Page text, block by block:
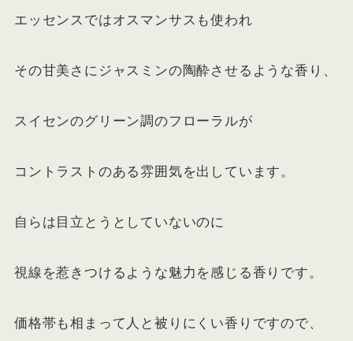
エッセンスではオスマンサスも使われ
その甘美さにジャスミンの陶酔させるような香り、
スイセンのグリーン調のフローラルが
コントラストのある雰囲気を出しています。
自らは目立とうとしていないのに
視線を惹きつけるような魅力を感じる香りです。
価格帯も相まって人と被りにくい香りですので、